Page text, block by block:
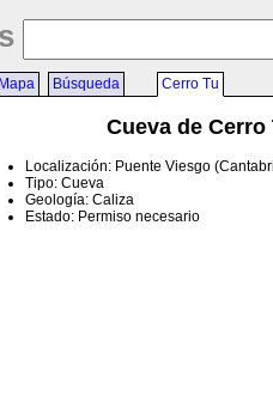
Mapa Búsqueda Cerro Tu
Cueva de Cerro
Localización: Puente Viesgo
Tipo: Cueva
Geología: Caliza
Estado: Permiso necesario